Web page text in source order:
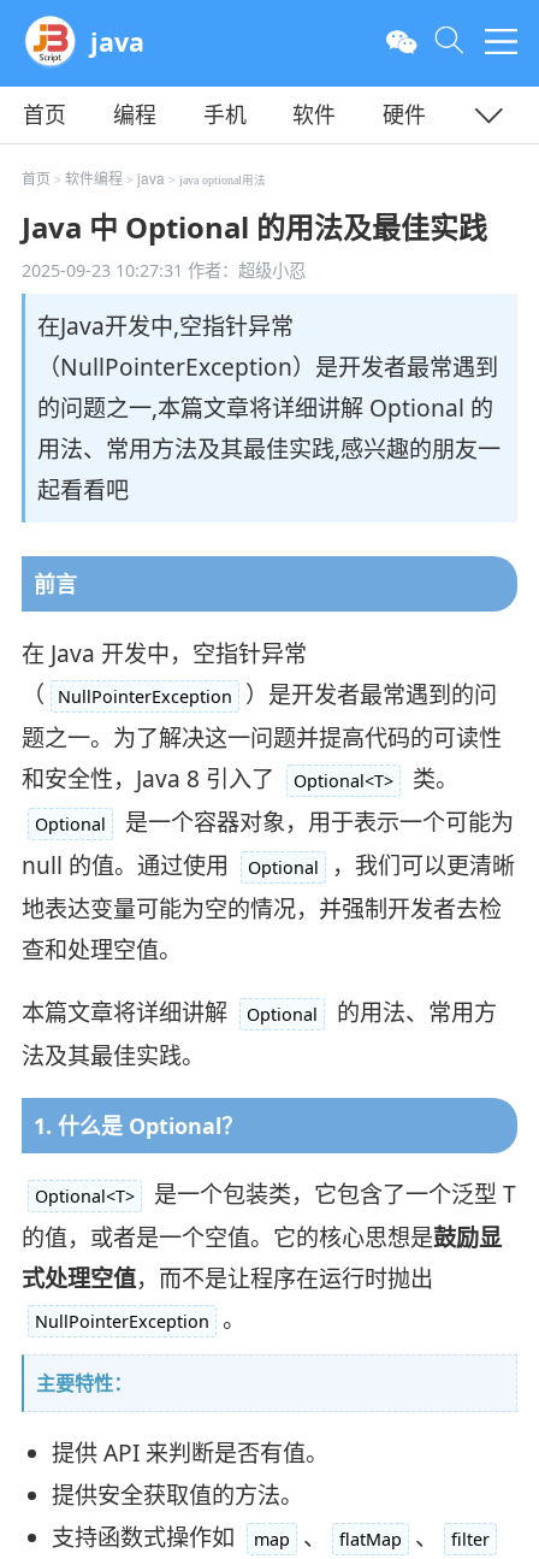
java
首页 编程 手机 软件
硬件
教程
平面 服务器
首页 > 软件编程 > java> java optional用法
Java 中 Optional 的用法及最佳实践
2025-09-23 10:27:31 作者：超级小忍
在Java开发中,空指针异常
（NullPointerException）是开发者最常遇到
的问题之一,本篇文章将详细讲解 Optional 的
用法、常用方法及其最佳实践,感兴趣的朋友一
起看看吧
前言
在 Java 开发中，空指针异常
（
NullPointerException
）是开发者最常遇到的问
题之一。为了解决这一问题并提高代码的可读性
和安全性，Java 8 引入了
Optional<T> 类。
Optional
是一个容器对象，用于表示一个可能为
null 的值。通过使用
Optional
，我们可以更清晰
地表达变量可能为空的情况，并强制开发者去检
查和处理空值。
本篇文章将详细讲解
Optional
的用法、常用方
法及其最佳实践。
1. 什么是 Optional？
Optional<T>
是一个包装类，它包含了一个泛型 T
的值，或者是一个空值。它的核心思想是鼓励显
式处理空值，而不是让程序在运行时抛出
NullPointerException 。
主要特性：
提供 API 来判断是否有值。
提供安全获取值的方法。
支持函数式操作如
map 、 flatMap 、 filter